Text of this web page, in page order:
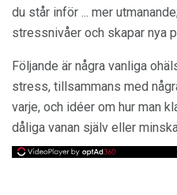
du står inför ... mer
stressnivåer och skapar nya
Följande är några vanliga
stress, tillsammans med
varje, och idéer om hur man
dåliga vanan själv eller